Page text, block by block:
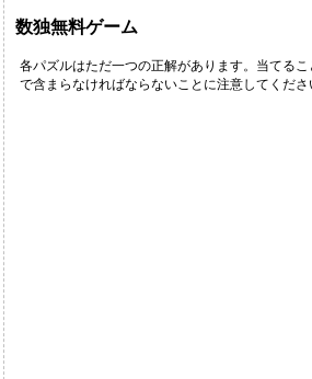
数独無料ゲーム
各パズルはただ一つの正解があります。当てる
で含まらなければならないことに注意してくだ